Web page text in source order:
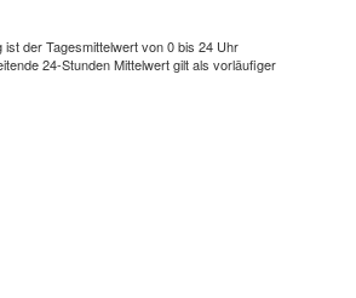
der Tagesmittelwert von 0 bis 24 Uhr
24-Stunden Mittelwert gilt als vorläufiger